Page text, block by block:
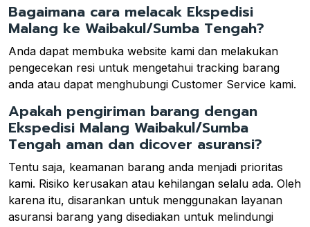
Bagaimana cara melacak Ekspedisi
Malang ke Waibakul/Sumba Tengah?
Anda dapat membuka website kami dan melakukan
pengecekan resi untuk mengetahui tracking barang
anda atau dapat menghubungi Customer Service kami.
Apakah pengiriman barang dengan
Ekspedisi Malang Waibakul/Sumba
Tengah aman dan dicover asuransi?
Tentu saja, keamanan barang anda menjadi prioritas
kami. Risiko kerusakan atau kehilangan selalu ada. Oleh
karena itu, disarankan untuk menggunakan layanan
asuransi barang yang disediakan untuk melindungi